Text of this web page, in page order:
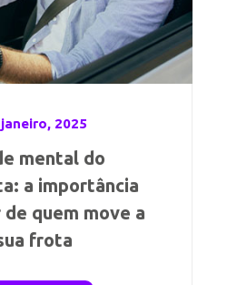
2025
mental do
a importância
de quem move a
frota